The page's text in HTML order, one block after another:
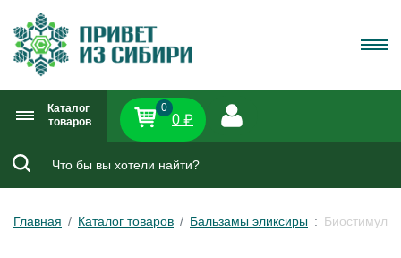
Каталог
товаров
0
0 ₽
Главная Каталог товаров Бальзамы эликсиры Биостимул